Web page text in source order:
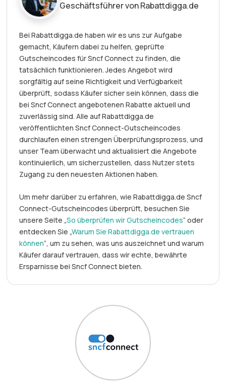
Geschäftsführer von Rabattdigga.de
Bei Rabattdigga.de haben wir es uns zur Aufgabe
gemacht, Käufern dabei zu helfen, geprüfte
Gutscheincodes für Sncf Connect zu finden, die
tatsächlich funktionieren. Jedes Angebot wird
sorgfältig auf seine Richtigkeit und Verfügbarkeit
überprüft, sodass Käufer sicher sein können, dass die
bei Sncf Connect angebotenen Rabatte aktuell und
zuverlässig sind. Alle auf Rabattdigga.de
veröffentlichten Sncf Connect-Gutscheincodes
durchlaufen einen strengen Überprüfungsprozess, und
unser Team überwacht und aktualisiert die Angebote
kontinuierlich, um sicherzustellen, dass Nutzer stets
Zugang zu den neuesten Aktionen haben.
Um mehr darüber zu erfahren, wie Rabattdigga.de Sncf
Connect-Gutscheincodes überprüft, besuchen Sie
unsere Seite „So überprüfen wir Gutscheincodes“ oder
entdecken Sie „Warum Sie Rabattdigga.de vertrauen
können“, um zu sehen, was uns auszeichnet und warum
Käufer darauf vertrauen, dass wir echte, bewährte
Ersparnisse bei Sncf Connect bieten.